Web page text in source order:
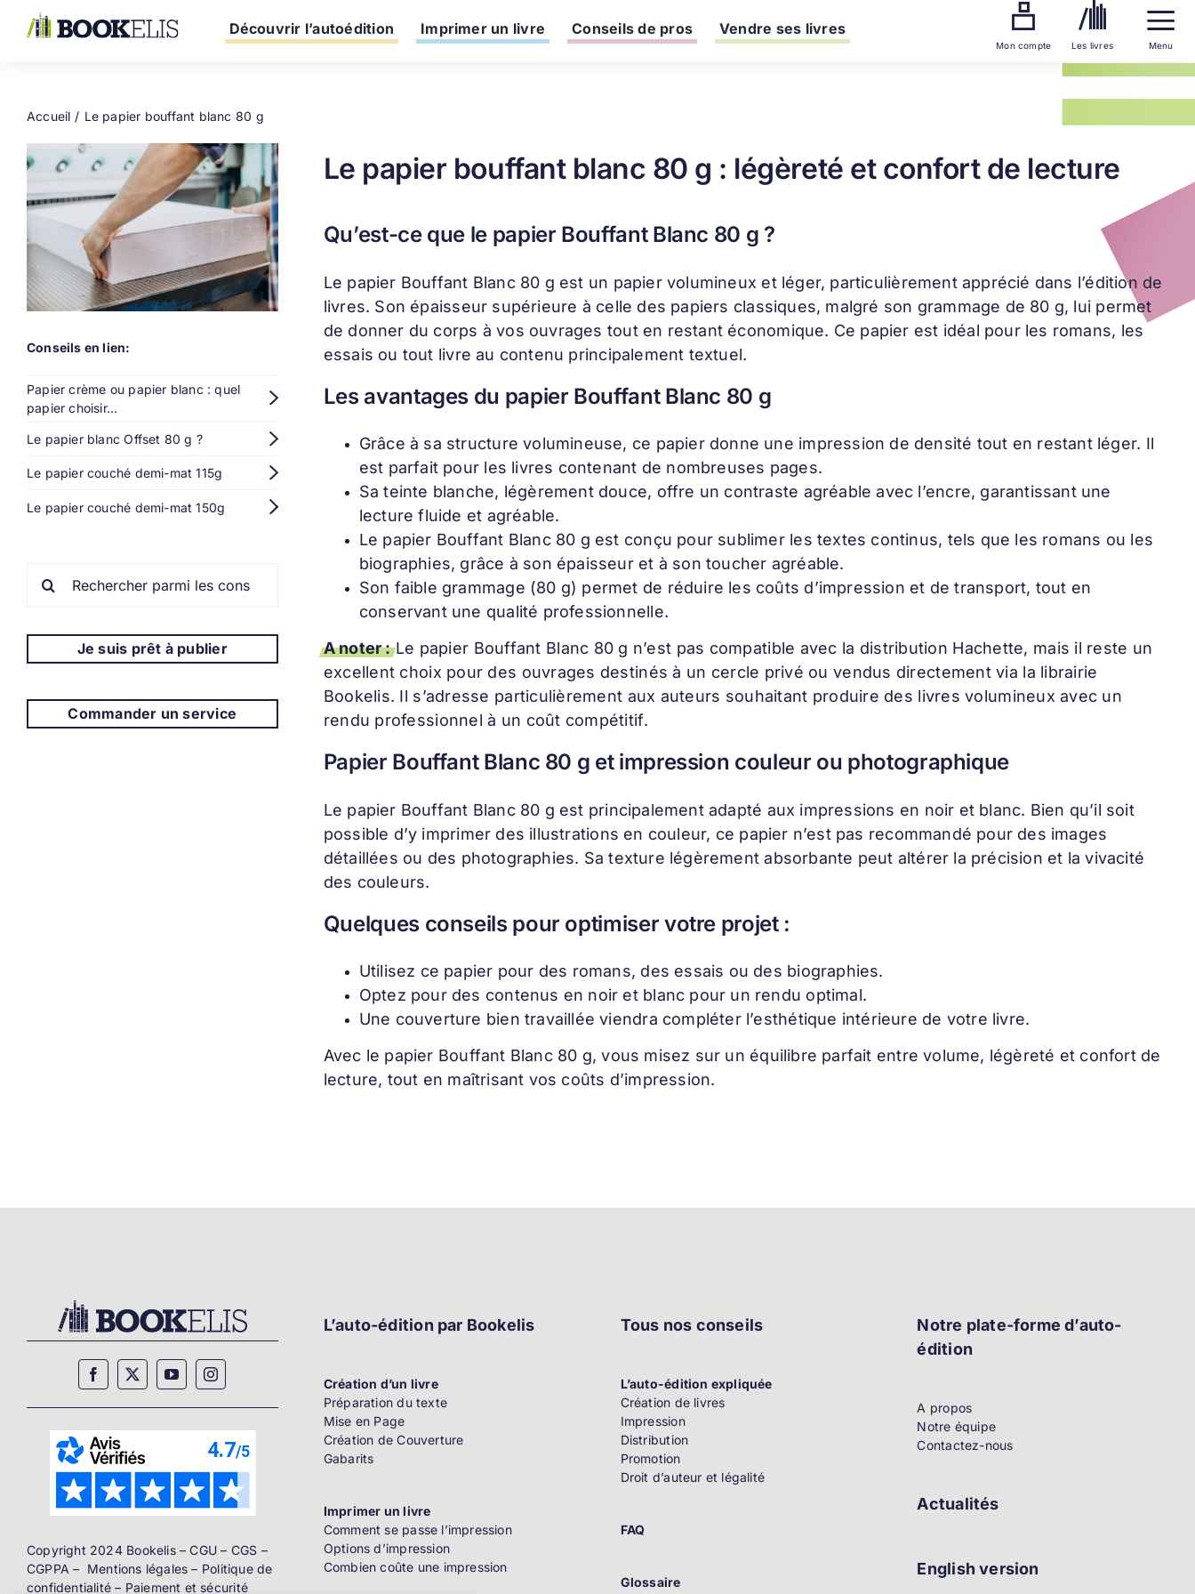
Découvrir l’autoédition Imprimer un livre Conseils de pros Vendre ses livres
Mon compte Les livres Menu
Accueil Le papier bouffant blanc 80 g
Conseils en lien:
Papier crème ou papier blanc : quel
papier choisir…
Le papier blanc Offset 80 g ?
Le papier couché demi-mat 115g
Le papier couché demi-mat 150g
Je suis prêt à publier
Commander un service
Le papier bouffant blanc 80 g : légèreté et confort de lecture
Qu’est-ce que le papier Bouffant Blanc 80 g ?
Le papier Bouffant Blanc 80 g est un papier volumineux et léger, particulièrement apprécié dans l’édition de
livres. Son épaisseur supérieure à celle des papiers classiques, malgré son grammage de 80 g, lui permet
de donner du corps à vos ouvrages tout en restant économique. Ce papier est idéal pour les romans, les
essais ou tout livre au contenu principalement textuel.
Les avantages du papier Bouffant Blanc 80 g
Grâce à sa structure volumineuse, ce papier donne une impression de densité tout en restant léger. Il
est parfait pour les livres contenant de nombreuses pages.
Sa teinte blanche, légèrement douce, offre un contraste agréable avec l’encre, garantissant une
lecture fluide et agréable.
Le papier Bouffant Blanc 80 g est conçu pour sublimer les textes continus, tels que les romans ou les
biographies, grâce à son épaisseur et à son toucher agréable.
Son faible grammage (80 g) permet de réduire les coûts d’impression et de transport, tout en
conservant une qualité professionnelle.
A noter : Le papier Bouffant Blanc 80 g n’est pas compatible avec la distribution Hachette, mais il reste un
excellent choix pour des ouvrages destinés à un cercle privé ou vendus directement via la librairie
Bookelis. Il s’adresse particulièrement aux auteurs souhaitant produire des livres volumineux avec un
rendu professionnel à un coût compétitif.
Papier Bouffant Blanc 80 g et impression couleur ou photographique
Le papier Bouffant Blanc 80 g est principalement adapté aux impressions en noir et blanc. Bien qu’il soit
possible d’y imprimer des illustrations en couleur, ce papier n’est pas recommandé pour des images
détaillées ou des photographies. Sa texture légèrement absorbante peut altérer la précision et la vivacité
des couleurs.
Quelques conseils pour optimiser votre projet :
Utilisez ce papier pour des romans, des essais ou des biographies.
Optez pour des contenus en noir et blanc pour un rendu optimal.
Une couverture bien travaillée viendra compléter l’esthétique intérieure de votre livre.
Avec le papier Bouffant Blanc 80 g, vous misez sur un équilibre parfait entre volume, légèreté et confort de
lecture, tout en maîtrisant vos coûts d’impression.
Copyright 2024 Bookelis –CGU – CGS –
CGPPA – Mentions légales – Politique de
confidentialité – Paiement et sécurité
L’auto-édition par Bookelis
Création d’un livre
Préparation du texte
Mise en Page
Création de Couverture
Gabarits
Imprimer un livre
Comment se passe l’impression
Options d’impression
Combien coûte une impression
Tous nos conseils
L’auto-édition expliquée
Création de livres
Impression
Distribution
Promotion
Droit d’auteur et légalité
FAQ
Glossaire
Notre plate-forme d’auto-
édition
A propos
Notre équipe
Contactez-nous
Actualités
English version